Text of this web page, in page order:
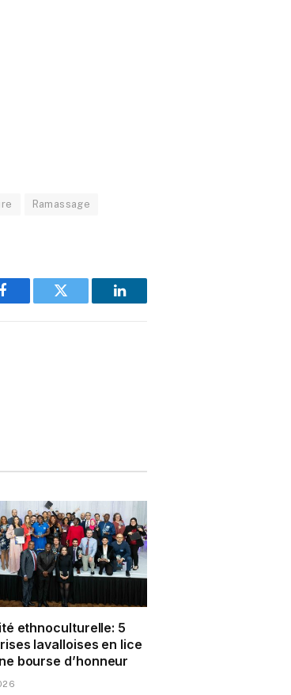
Ramassage
Facebook Twitter LinkedIn
ethnoculturelle: 5
lavalloises en lice
bourse d’honneur